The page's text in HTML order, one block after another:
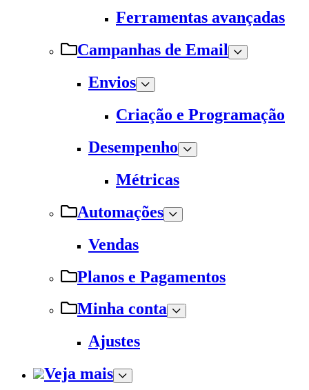
Ferramentas avançadas
Campanhas de Email
Envios
Criação e Programação
Desempenho
Métricas
Automações
Vendas
Planos e Pagamentos
Minha conta
Ajustes
Veja mais